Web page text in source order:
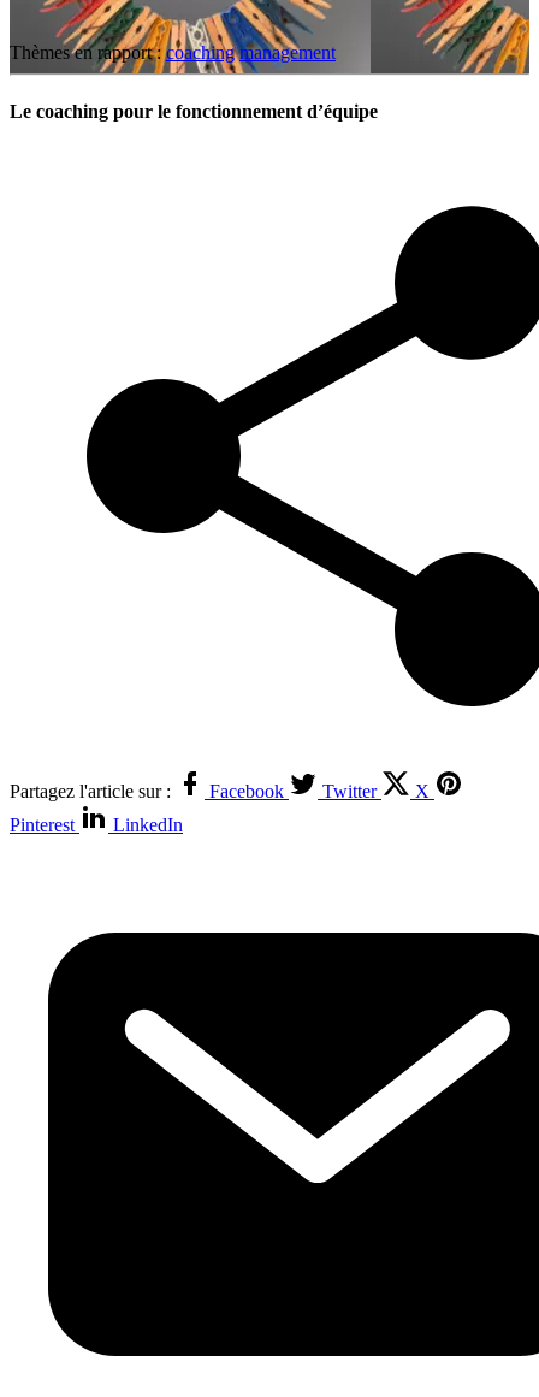
Thèmes en rapport :coaching management
Le coaching pour le fonctionnement d’équipe
Partagez l'article sur : Facebook Twitter
X
Pinterest
LinkedIn